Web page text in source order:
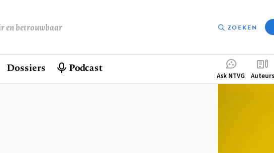
en betrouwbaar ZOEKEN
Dossiers Podcast
Ask NTVG Auteurs